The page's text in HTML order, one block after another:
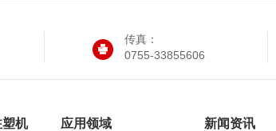
传真：
0755-33855606
机 应用领域 新闻资讯